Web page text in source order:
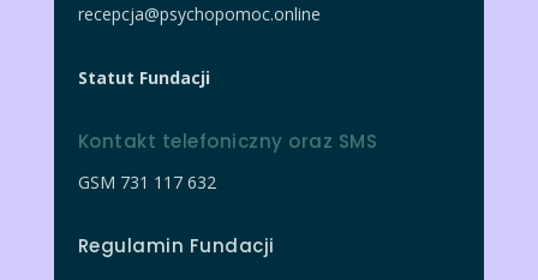
recepcja@psychopomoc.online
Statut Fundacji
Kontakt telefoniczny oraz SMS
GSM 731 117 632
Regulamin Fundacji